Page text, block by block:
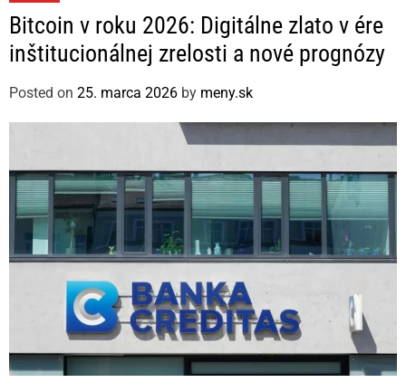
a
t
e
o
r
e
Bitcoin v roku 2026: Digitálne zlato v ére
inštitucionálnej zrelosti a nové prognózy
Posted on 25. marca 2026 by meny.sk